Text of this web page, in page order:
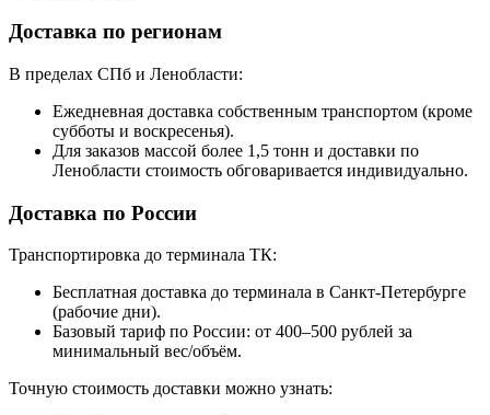
Доставка по регионам
В пределах СПб и Ленобласти:
Ежедневная доставка собственным транспортом (кроме
субботы и воскресенья).
Для заказов массой более 1,5 тонн и доставки по
Ленобласти стоимость обговаривается индивидуально.
Доставка по России
Транспортировка до терминала ТК:
Бесплатная доставка до терминала в Санкт-Петербурге
(рабочие дни).
Базовый тариф по России: от 400–500 рублей за
минимальный вес/объём.
Точную стоимость доставки можно узнать: